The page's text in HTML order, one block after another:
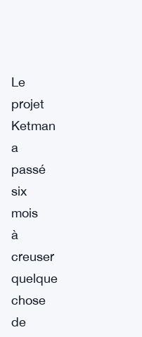
Le
projet
Ketman
a
passé
six
mois
à
creuser
quelque
chose
de